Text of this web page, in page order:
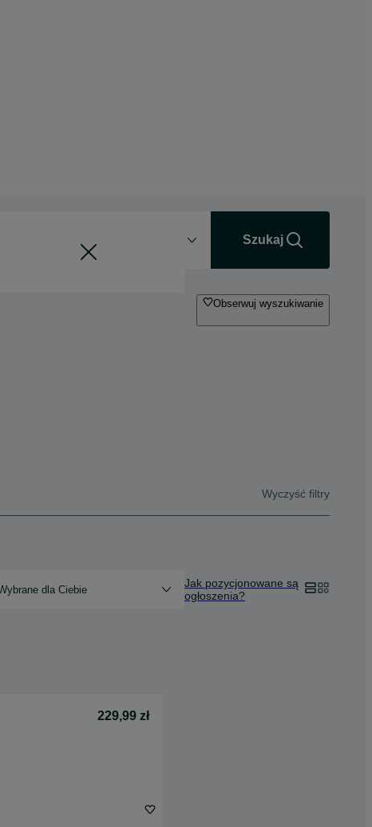
Szukaj
Obserwuj wyszukiwanie
Wyczyść filtry
dla Ciebie
Jak pozycjonowane są
ogłoszenia?
229,99 zł